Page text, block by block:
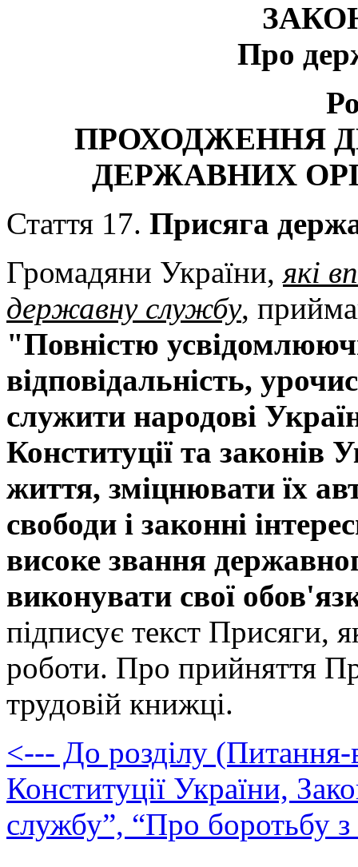
Про
ПРОХОДЖЕННЯ
ДЕРЖАВНИХ
Стаття 17. Присяга
Громадяни України, які
державну службу,
"Повністю
відповідальність,
служити народові
Конституції та законів
життя, зміцнювати їх
свободи і законні
високе звання
виконувати свої
підписує текст Присяги,
роботи. Про прийняття
трудовій книжці.
<--- До розділу (Питання-
Конституції України,
службу”, “Про боротьбу